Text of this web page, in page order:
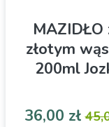
MAZIDŁO
złotym
200ml
Cena
36,00 zł